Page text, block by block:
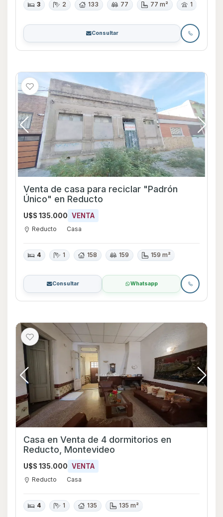
3 2 133 77 77 m² 1
Consultar
Venta de casa para reciclar "Padrón
Único" en Reducto
U$S 135.000 VENTA
Reducto Casa
4 1 158 159 159 m²
Consultar Whatsapp
Casa en Venta de 4 dormitorios en
Reducto, Montevideo
U$S 135.000 VENTA
Reducto Casa
4 1 135 135 m²